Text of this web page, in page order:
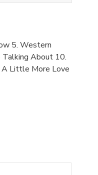
5. Western
Talking About 10.
A Little More Love